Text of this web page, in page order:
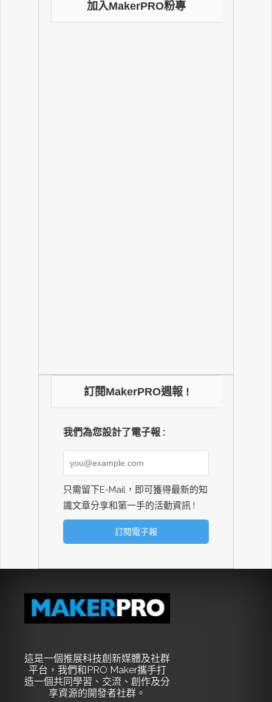
加入MakerPRO粉專
訂閱MakerPRO週報 !
我們為您設計了電子報 :
只需留下E-Mail，即可獲得最新的知
識文章分享和第一手的活動資訊 !
這是一個推展科技創新媒體及社群
平台，我們和PRO Maker攜手打
造一個共同學習、交流、創作及分
享資源的開發者社群。